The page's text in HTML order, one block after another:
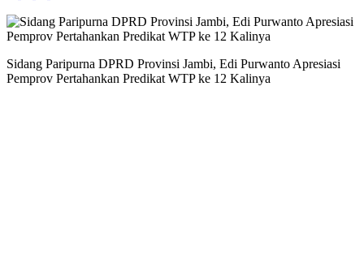
Sidang Paripurna DPRD Provinsi Jambi, Edi Purwanto Apresiasi
Pemprov Pertahankan Predikat WTP ke 12 Kalinya